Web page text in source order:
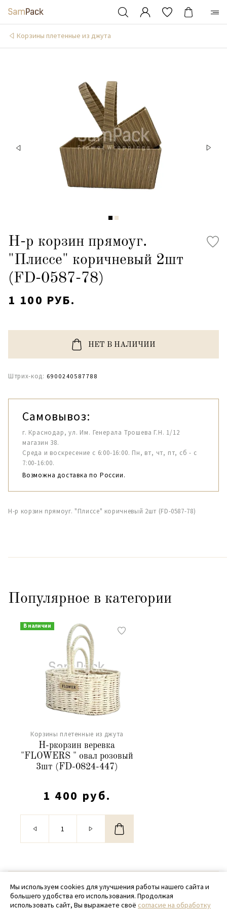
Корзины плетенные из джута
Н-р корзин прямоуг.
"Плиссе" коричневый 2шт
(FD-0587-78)
1 100 РУБ.
НЕТ В НАЛИЧИИ
Штрих-код: 6900240587788
Самовывоз:
г. Краснодар, ул. Им. Генерала Трошева Г.Н. 1/12
магазин 38.
Среда и воскресение с 6:00-16:00. Пн, вт, чт, пт, сб - с
7:00-16:00.
Возможна доставка по России.
Н-р корзин прямоуг. "Плиссе" коричневый 2шт (FD-0587-78)
Популярное в категории
В наличии
Корзины плетенные из джута
Н-ркорзин веревка
"FLOWERS " овал розовый
3шт (FD-0824-447)
1 400 руб.
© 2020 - 2026 SamPack
+ 7 (918) 699-97-87
Мы используем cookies для улучшения работы нашего сайта и
большего удобства его использования. Продолжая
использовать сайт, Вы выражаете своё согласие на обработку